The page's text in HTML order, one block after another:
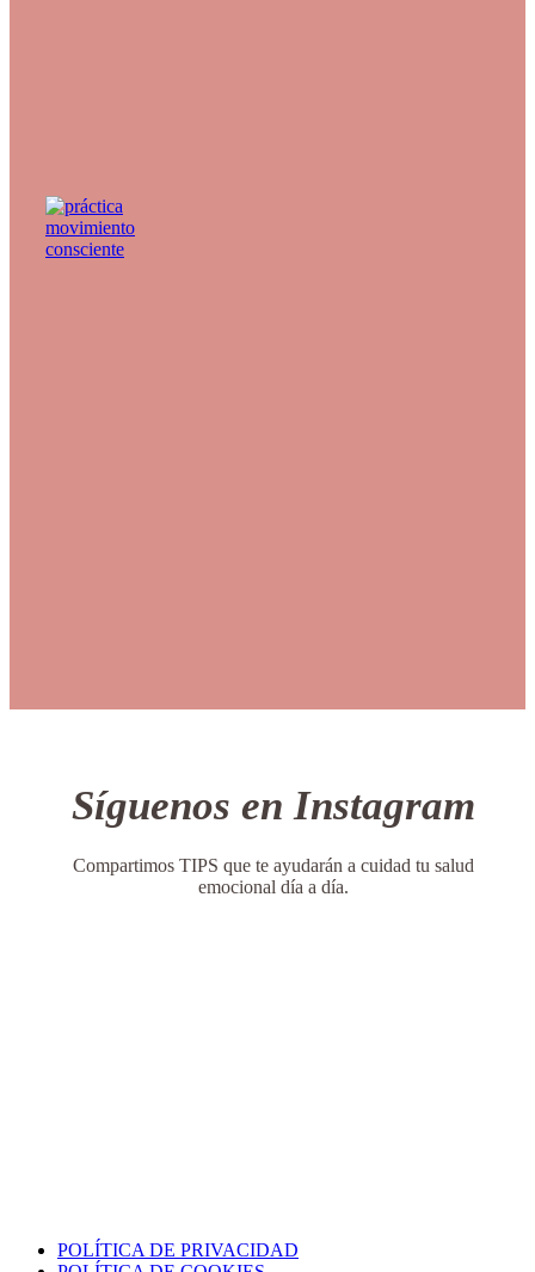
Síguenos en Instagram
Compartimos TIPS que te ayudarán a cuidad tu salud
emocional día a día.
POLÍTICA DE PRIVACIDAD